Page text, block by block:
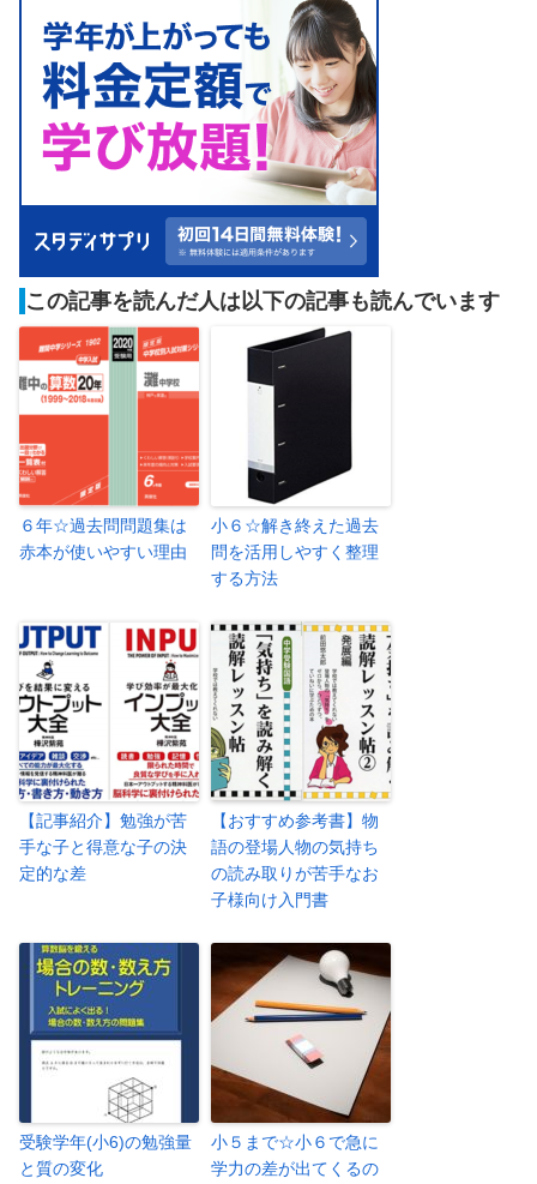
この記事を読んだ人は以下の記事も読んでいます
６年☆過去問問題集は
赤本が使いやすい理由
小６☆解き終えた過去
問を活用しやすく整理
する方法
【記事紹介】勉強が苦
手な子と得意な子の決
定的な差
【おすすめ参考書】物
語の登場人物の気持ち
の読み取りが苦手なお
子様向け入門書
受験学年(小6)の勉強量
と質の変化
小５まで☆小６で急に
学力の差が出てくるの